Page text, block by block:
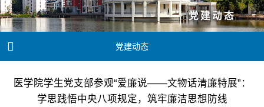
党建动态
 党建动态
医学院学生党支部参观“爱廉说——文物话清廉特展”：
学思践悟中央八项规定，筑牢廉洁思想防线